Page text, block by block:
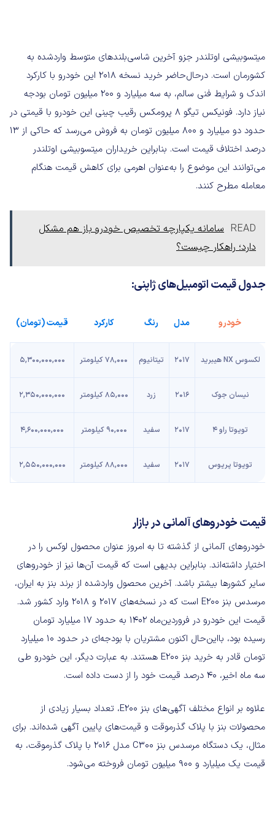
میتسوبیشی اوتلندر جزو آخرین شاسی‌بلندهای متوسط واردشده به
کشورمان است. درحال‌حاضر خرید نسخه 2018 این خودرو با کارکرد
اندک و شرایط فنی سالم، به سه میلیارد و 200 میلیون تومان بودجه
نیاز دارد. فونیکس تیگو 8 پرومکس رقیب چینی این خودرو با قیمتی در
حدود دو میلیارد و 800 میلیون تومان به فروش می‌رسد که حاکی از 13
درصد اختلاف قیمت است. بنابراین خریداران میتسوبیشی اوتلندر
می‌توانند این موضوع را به‌عنوان اهرمی برای کاهش قیمت هنگام
معامله مطرح کنند.
READ سامانه یکپارچه تخصیص خودرو باز هم مشکل
دارد؛ راهکار چیست؟
جدول قیمت اتومبیل‌های ژاپنی:
خودرو مدل رنگ کارکرد قیمت (تومان)
لکسوس NX هیبرید 2017 تیتانیوم 78,000 کیلومتر 5,300,000,000
نیسان جوک 2016 زرد 85,000 کیلومتر 2,350,000,000
تویوتا راو 4 2017 سفید 90,000 کیلومتر 4,600,000,000
تویوتا پریوس 2017 سفید 88,000 کیلومتر 2,550,000,000
قیمت خودروهای آلمانی در بازار
خودروهای آلمانی از گذشته تا به امروز عنوان محصول لوکس را در
اختیار داشته‌اند. بنابراین بدیهی است که قیمت آن‌ها نیز از خودروهای
سایر کشورها بیشتر باشد. آخرین محصول واردشده از برند بنز به ایران،
مرسدس بنز E200‌ است که در نسخه‌های 2017 و 2018 وارد کشور شد.
قیمت این خودرو در فروردین‌ماه 1402 به حدود 17 میلیارد تومان
رسیده بود، بااین‌حال اکنون مشتریان با بودجه‌ای در حدود 10 میلیارد
تومان قادر به خرید بنز E200 هستند. به عبارت دیگر، این خودرو طی
سه ماه اخیر، 40 درصد قیمت خود را از دست داده است.
علاوه بر انواع مختلف آگهی‌های بنز E200، تعداد بسیار زیادی از
محصولات بنز با پلاک گذرموقت و قیمت‌های پایین آگهی شده‌‌اند. برای
مثال، یک دستگاه مرسدس بنز C300‌ مدل 2016 با پلاک گذرموقت، به
قیمت یک میلیارد و 900 میلیون تومان فروخته می‌شود.